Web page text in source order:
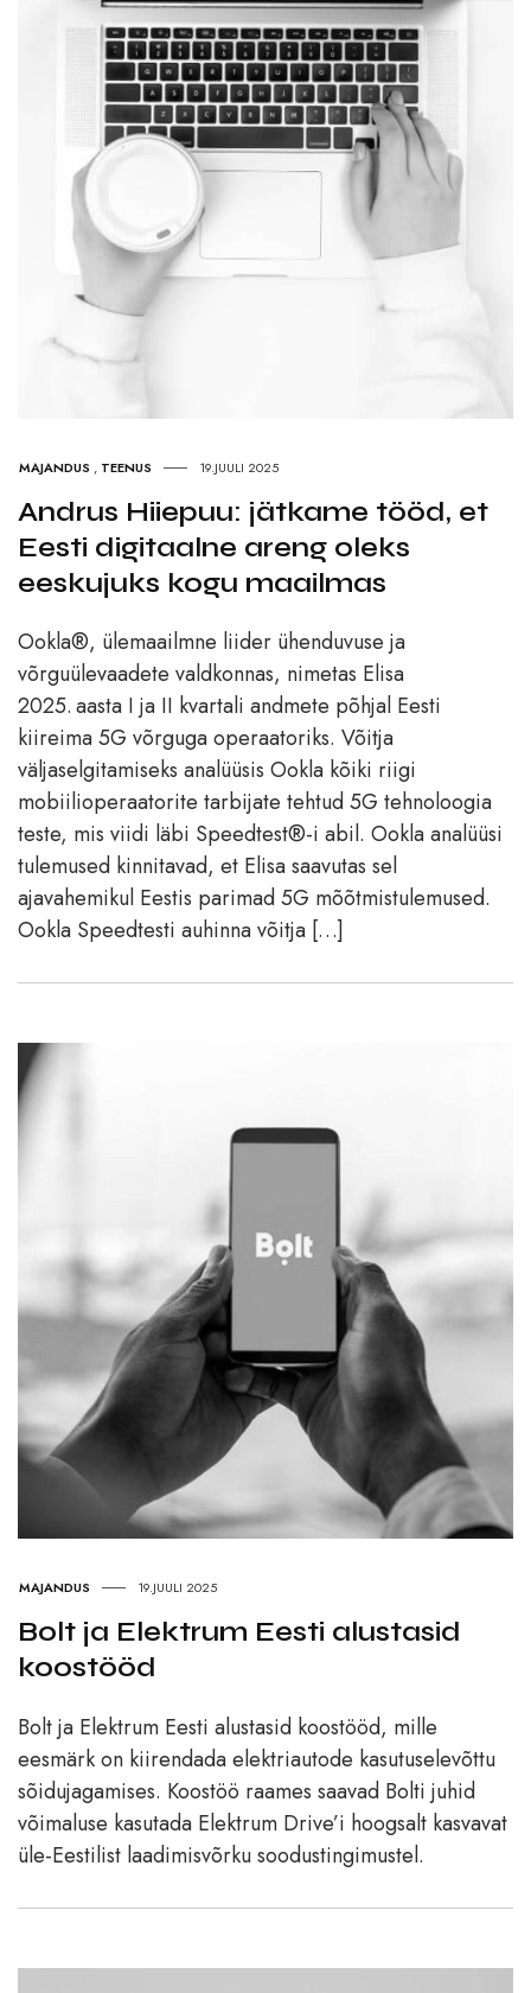
MAJANDUS , TEENUS 19.JUULI 2025
Andrus Hiiepuu: jätkame tööd, et
Eesti digitaalne areng oleks
eeskujuks kogu maailmas
Ookla®, ülemaailmne liider ühenduvuse ja
võrguülevaadete valdkonnas, nimetas Elisa
2025. aasta I ja II kvartali andmete põhjal Eesti
kiireima 5G võrguga operaatoriks. Võitja
väljaselgitamiseks analüüsis Ookla kõiki riigi
mobiilioperaatorite tarbijate tehtud 5G tehnoloogia
teste, mis viidi läbi Speedtest®-i abil. Ookla analüüsi
tulemused kinnitavad, et Elisa saavutas sel
ajavahemikul Eestis parimad 5G mõõtmistulemused.
Ookla Speedtesti auhinna võitja […]
MAJANDUS 19.JUULI 2025
Bolt ja Elektrum Eesti alustasid
koostööd
Bolt ja Elektrum Eesti alustasid koostööd, mille
eesmärk on kiirendada elektriautode kasutuselevõttu
sõidujagamises. Koostöö raames saavad Bolti juhid
võimaluse kasutada Elektrum Drive’i hoogsalt kasvavat
üle-Eestilist laadimisvõrku soodustingimustel.